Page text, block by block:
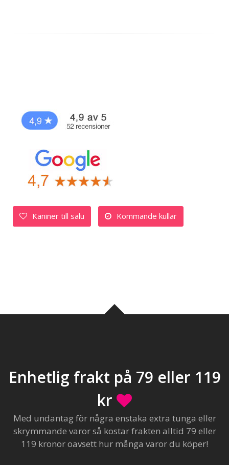
Kaniner till salu Kommande kullar
Enhetlig frakt på 79 eller 119
kr
Med undantag för några enstaka extra tunga eller
skrymmande varor så kostar frakten alltid 79 eller
119 kronor oavsett hur många varor du köper!